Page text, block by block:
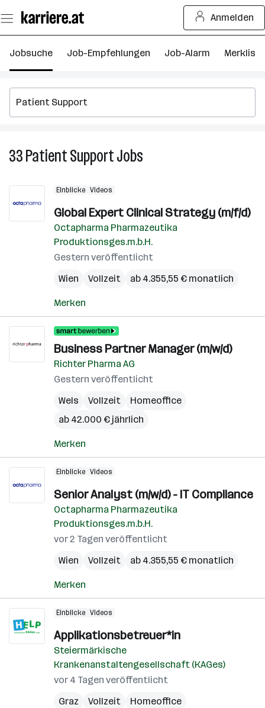
Seiteninhalt
springen
Anmelden
Jobsuche Job-Empfehlungen Job-Alarm Merkliste
33Patient SupportJobs
Einblicke Videos
Global Expert Clinical Strategy (m/f/d)
Octapharma Pharmazeutika
Produktionsges.m.b.H.
Gestern veröffentlicht
Wien
Vollzeit ab 4.355,55 € monatlich
Merken
Business Partner Manager (m/w/d)
Richter Pharma AG
Gestern veröffentlicht
Wels
Vollzeit
Homeoffice
ab 42.000 € jährlich
Merken
Einblicke Videos
Senior Analyst (m/w/d) - IT Compliance
Octapharma Pharmazeutika
Produktionsges.m.b.H.
vor 2 Tagen veröffentlicht
Wien
Vollzeit ab 4.355,55 € monatlich
Merken
Einblicke Videos
Applikationsbetreuer*in
Steiermärkische
Krankenanstaltengesellschaft (KAGes)
vor 4 Tagen veröffentlicht
Graz
Vollzeit
Homeoffice